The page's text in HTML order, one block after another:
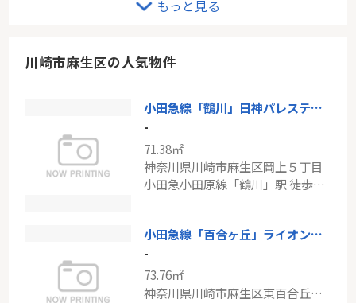
-
東京都稲城市東長沼
南武線「稲城長沼」駅 徒歩7分
80.73㎡
神奈川県横浜市鶴見区江ケ崎町
もっと見る
川崎市麻生区の人気物件
小田急線「鶴川」日神パレステージ鶴川
-
71.38㎡
神奈川県川崎市麻生区岡上５丁目
小田急小田原線「鶴川」駅 徒歩10分
小田急線「百合ヶ丘」ライオンズテラス百合ヶ丘
-
73.76㎡
神奈川県川崎市麻生区東百合丘１丁目